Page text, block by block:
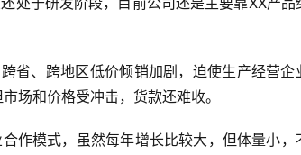
场和价格受冲击，货款还难收。